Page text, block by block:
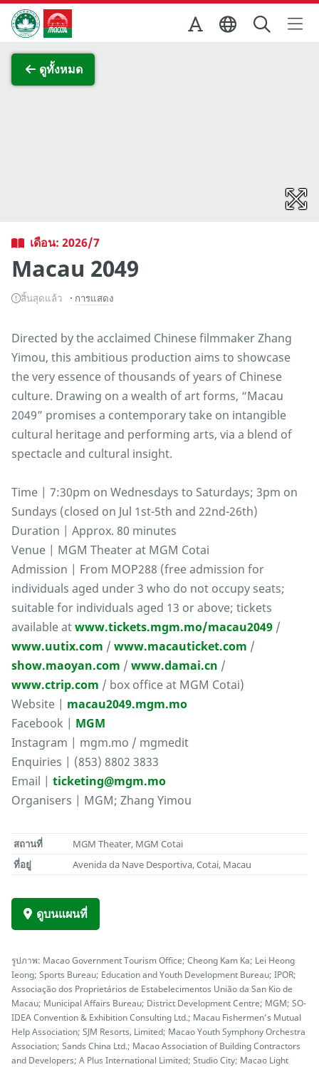
Skip to Main Content
สำนักงานการท่องเที่ยวของรัฐบาลมาเก๊า
ดูทั้งหมด
เดือน: 2026/7
Macau 2049
สิ้นสุดแล้ว การแสดง
Directed by the acclaimed Chinese filmmaker Zhang
Yimou, this ambitious production aims to showcase
the very essence of thousands of years of Chinese
culture. Drawing on a wealth of art forms, “Macau
2049” promises a contemporary take on intangible
cultural heritage and performing arts, via a blend of
spectacle and cultural insight.
Time | 7:30pm on Wednesdays to Saturdays; 3pm on
Sundays (closed on Jul 1st-5th and 22nd-26th)
Duration | Approx. 80 minutes
Venue | MGM Theater at MGM Cotai
Admission | From MOP288 (free admission for
individuals aged under 3 who do not occupy seats;
suitable for individuals aged 13 or above; tickets
available atwww.tickets.mgm.mo/macau2049 /
www.uutix.com / www.macauticket.com /
show.maoyan.com / www.damai.cn /
www.ctrip.com / box office at MGM Cotai)
Website | macau2049.mgm.mo
Facebook | MGM
Instagram | mgm.mo / mgmedit
Enquiries | (853) 8802 3833
Email | ticketing@mgm.mo
Organisers | MGM; Zhang Yimou
สถานที่
MGM Theater, MGM Cotai
ที่อยู่
Avenida da Nave Desportiva, Cotai, Macau
ดูบนแผนที่
รูปภาพ: Macao Government Tourism Office; Cheong Kam Ka; Lei Heong
Ieong; Sports Bureau; Education and Youth Development Bureau; IPOR;
Associação dos Proprietários de Estabelecimentos União da San Kio de
Macau; Municipal Affairs Bureau; District Development Centre; MGM; SO-
IDEA Convention & Exhibition Consulting Ltd.; Macau Fishermen’s Mutual
Help Association; SJM Resorts, Limited; Macao Youth Symphony Orchestra
Association; Sands China Ltd.; Macao Association of Building Contractors
and Developers; A Plus International Limited; Studio City; Macao Light